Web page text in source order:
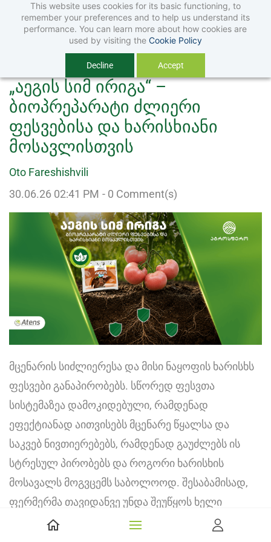
This website uses cookies for its basic functioning, to
remember your preferences and to help us understand its
performance. You can learn more about how cookies are
used by visiting the Cookie Policy
Decline Accept
„აეგის სიმ ირიგა“ –
ბიოპრეპარატი ძლიერი
ფესვებისა და ხარისხიანი
მოსავლისთვის
Oto Fareshishvili
30.06.26 02:41 PM - 0 Comment(s)
მცენარის სიძლიერესა და მისი ნაყოფის ხარისხს
ფესვები განაპირობებს. სწორედ ფესვთა
სისტემაზეა დამოკიდებული, რამდენად
ეფექტიანად აითვისებს მცენარე წყალსა და
საკვებ ნივთიერებებს, რამდენად გაუძლებს ის
სტრესულ პირობებს და როგორი ხარისხის
მოსავალს მოგვცემს საბოლოოდ. შესაბამისად,
ფერმერმა თავიდანვე უნდა შეუწყოს ხელი
ფესვთა სისტემის განვითარებას, რაშიც „აეგის სიმ